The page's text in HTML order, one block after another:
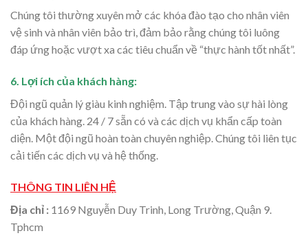
Chúng tôi thường xuyên mở các khóa đào tạo cho nhân viên
vệ sinh và nhân viên bảo trì, đảm bảo rằng chúng tôi luông
đáp ứng hoặc vượt xa các tiêu chuẩn về “thực hành tốt nhất”.
6. Lợi ích của khách hàng:
Đội ngũ quản lý giàu kinh nghiệm. Tập trung vào sự hài lòng
của khách hàng. 24 / 7 sẵn có và các dịch vụ khẩn cấp toàn
diện. Một đội ngũ hoàn toàn chuyên nghiệp. Chúng tôi liên tục
cải tiến các dịch vụ và hệ thống.
THÔNG TIN LIÊN HỆ
Địa chỉ : 1169 Nguyễn Duy Trinh, Long Trường, Quận 9.
Tphcm